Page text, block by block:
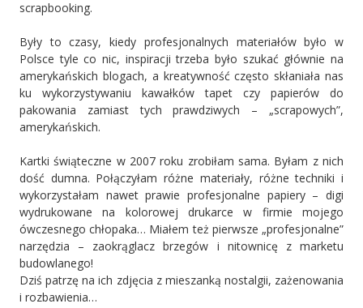
scrapbooking.
Były to czasy, kiedy profesjonalnych materiałów było w
Polsce tyle co nic, inspiracji trzeba było szukać głównie na
amerykańskich blogach, a kreatywność często skłaniała nas
ku wykorzystywaniu kawałków tapet czy papierów do
pakowania zamiast tych prawdziwych – „scrapowych”,
amerykańskich.
Kartki świąteczne w 2007 roku zrobiłam sama. Byłam z nich
dość dumna. Połączyłam różne materiały, różne techniki i
wykorzystałam nawet prawie profesjonalne papiery – digi
wydrukowane na kolorowej drukarce w firmie mojego
ówczesnego chłopaka… Miałem też pierwsze „profesjonalne”
narzędzia – zaokrąglacz brzegów i nitownicę z marketu
budowlanego!
Dziś patrzę na ich zdjęcia z mieszanką nostalgii, zażenowania
i rozbawienia…